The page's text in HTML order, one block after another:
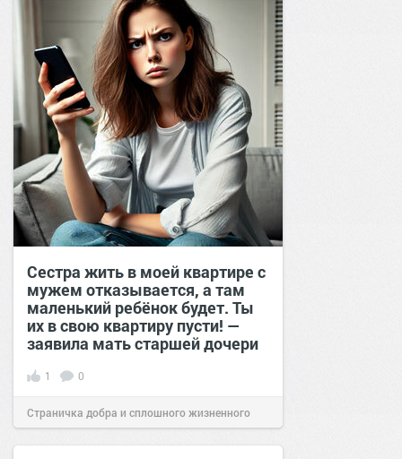
Сестра жить в моей квартире с
мужем отказывается, а там
маленький ребёнок будет. Ты
их в свою квартиру пусти! —
заявила мать старшей дочери
1 0
Страничка добра и сплошного жизненного
позитива! 16:20 03 фев 2025